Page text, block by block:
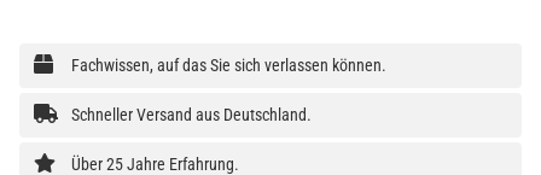
Fachwissen, auf das Sie sich verlassen können.
Schneller Versand aus Deutschland.
Über 25 Jahre Erfahrung.